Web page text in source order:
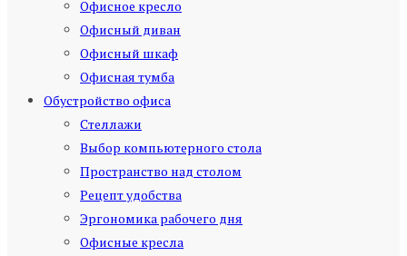
Офисное кресло
Офисный диван
Офисный шкаф
Офисная тумба
Обустройство офиса
Стеллажи
Выбор компьютерного стола
Пространство над столом
Рецепт удобства
Эргономика рабочего дня
Офисные кресла